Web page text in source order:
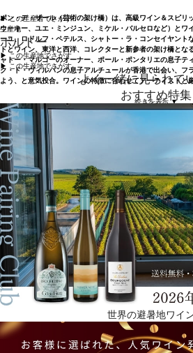
ポン・デ・ザール（芸術の架け橋）は、高級ワイン＆スピリ
ウーキー、ユエ・ミンジュン、ミケル・バルセロなど）とワ
ーユ、ロドルフ・ペテルス、シャトー・ラ・コンセイヤント
トとワイン、東洋と西洋、コレクターと新参者の架け橋と
ャトー・マルゴーのオーナー、ポール・ポンタリエの息子テ
ク・ド・ヴィルパンの息子アルチュールが香港で出会い、フ
よう、と意気投合。ワインの特徴に合わせてアーティストと
続きを表示 ▼
▶︎ この生産者でさがす
生産地
ボルドー
▶︎ この生産地でさがす
▶︎ この生産地でさがす
よく一緒に見られて
おすすめ特集
世界の避暑地ワイ